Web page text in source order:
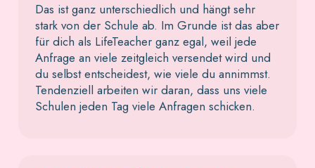
Das ist ganz unterschiedlich und hängt sehr
stark von der Schule ab. Im Grunde ist das aber
für dich als LifeTeacher ganz egal, weil jede
Anfrage an viele zeitgleich versendet wird und
du selbst entscheidest, wie viele du annimmst.
Tendenziell arbeiten wir daran, dass uns viele
Schulen jeden Tag viele Anfragen schicken.